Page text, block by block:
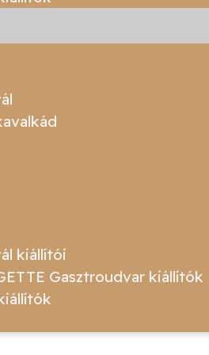
kiállítói
Gasztroudvar kiállítók